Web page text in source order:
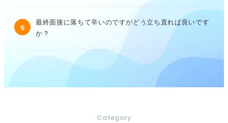
5
最終面接に落ちて辛いのですがどう立ち直れば良いです
か？
Category